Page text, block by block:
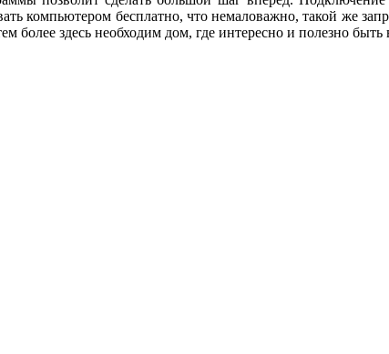
компьютером бесплатно, что немаловажно, такой же
более здесь необходим дом, где интересно и полезно